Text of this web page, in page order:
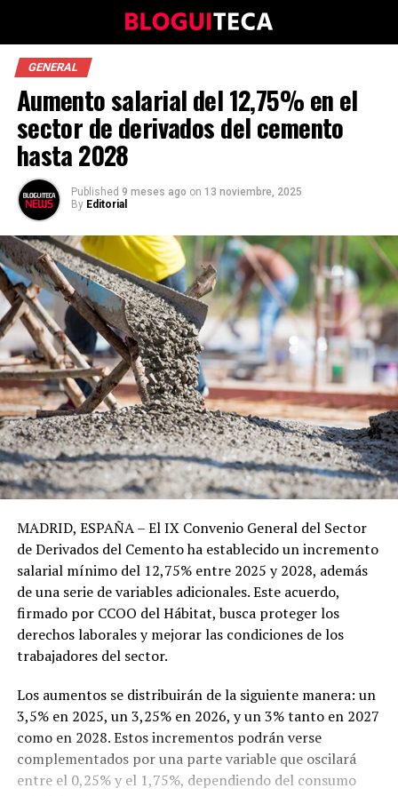
GENERAL
Aumento salarial del 12,75% en el
sector de derivados del cemento
hasta 2028
Published 9 meses ago on 13 noviembre, 2025
By Editorial
MADRID, ESPAÑA – El IX Convenio General del Sector
de Derivados del Cemento ha establecido un incremento
salarial mínimo del 12,75% entre 2025 y 2028, además
de una serie de variables adicionales. Este acuerdo,
firmado por CCOO del Hábitat, busca proteger los
derechos laborales y mejorar las condiciones de los
trabajadores del sector.
Los aumentos se distribuirán de la siguiente manera: un
3,5% en 2025, un 3,25% en 2026, y un 3% tanto en 2027
como en 2028. Estos incrementos podrán verse
complementados por una parte variable que oscilará
entre el 0,25% y el 1,75%, dependiendo del consumo